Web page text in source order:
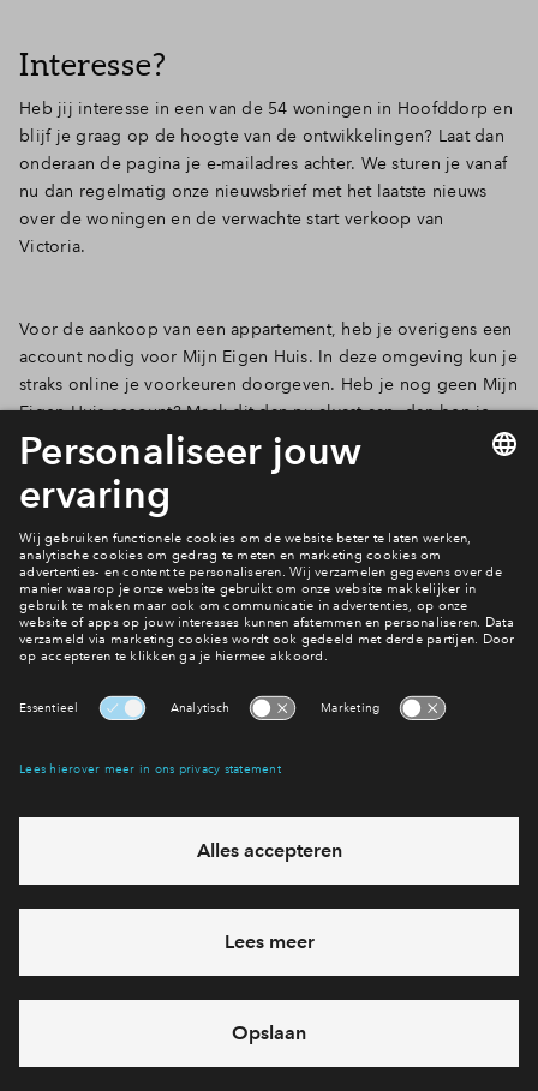
Interesse?
Heb jij interesse in een van de 54 woningen in Hoofddorp en
blijf je graag op de hoogte van de ontwikkelingen? Laat dan
onderaan de pagina je e-mailadres achter. We sturen je vanaf
nu dan regelmatig onze nieuwsbrief met het laatste nieuws
over de woningen en de verwachte start verkoop van
Victoria.
Voor de aankoop van een appartement, heb je overigens een
account nodig voor Mijn Eigen Huis. In deze omgeving kun je
straks online je voorkeuren doorgeven. Heb je nog geen Mijn
Eigen Huis-account? Maak dit dan nu alvast aan, dan ben je
goed voorbereid als de verkoop start.
Aanmelden Présale
Met de auto of het ov?
Bereikbaarheid
eventuele projecten
Ja, ik wil mij aanmelden
Heb je een vraag en wil je direct antwoord? Bel ons op088
712 29 88
6 dagen per week beschikbaar (behalve tijdens
feestdagen)